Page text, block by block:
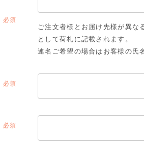
ご注文者様とお届け先様が異な
として荷札に記載されます。
連名ご希望の場合はお客様の氏